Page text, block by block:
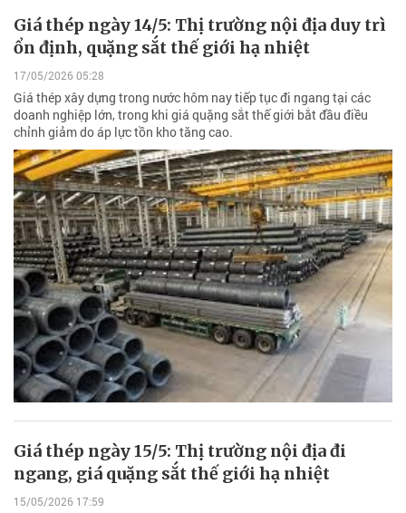
Giá thép ngày 14/5: Thị trường nội địa duy trì
ổn định, quặng sắt thế giới hạ nhiệt
17/05/2026 05:28
Giá thép xây dựng trong nước hôm nay tiếp tục đi ngang tại các
doanh nghiệp lớn, trong khi giá quặng sắt thế giới bắt đầu điều
chỉnh giảm do áp lực tồn kho tăng cao.
Giá thép ngày 15/5: Thị trường nội địa đi
ngang, giá quặng sắt thế giới hạ nhiệt
15/05/2026 17:59